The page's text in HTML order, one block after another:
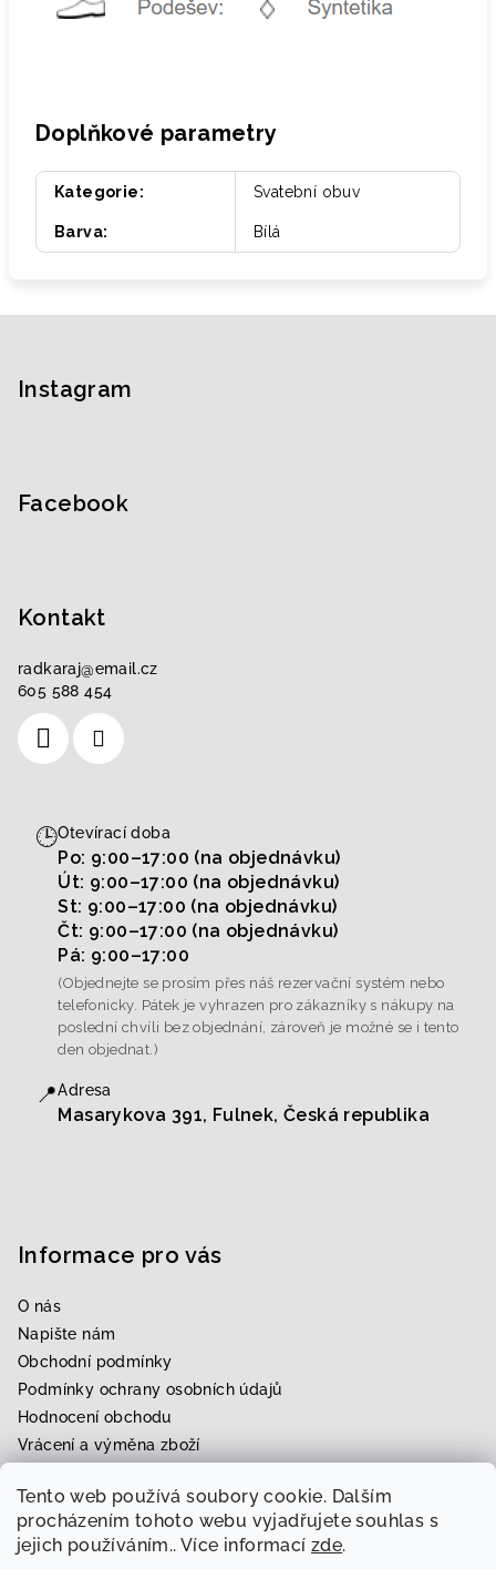
Tento web používá soubory cookie. Dalším
procházením tohoto webu vyjadřujete souhlas s
jejich používáním.. Více informací zde.
Doplňkové parametry
Kategorie: Svatební obuv
Barva: Bílá
Instagram
Facebook
Kontakt
radkaraj@email.cz
605 588 454
🕒Otevírací doba
Po: 9:00–17:00 (na objednávku)
Út: 9:00–17:00 (na objednávku)
St: 9:00–17:00 (na objednávku)
Čt: 9:00–17:00 (na objednávku)
Pá: 9:00–17:00
(Objednejte se prosím přes náš rezervační systém nebo
telefonicky. Pátek je vyhrazen pro zákazníky s nákupy na
poslední chvíli bez objednání, zároveň je možné se i tento
den objednat.)
📍Adresa
Masarykova 391, Fulnek, Česká republika
Informace pro vás
O nás
Napište nám
Obchodní podmínky
Podmínky ochrany osobních údajů
Hodnocení obchodu
Vrácení a výměna zboží
Rezervace zkoušky